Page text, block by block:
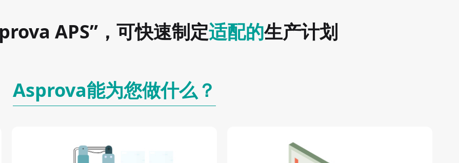
APS”，可快速制定适配的生产计划
Asprova能为您做什么？